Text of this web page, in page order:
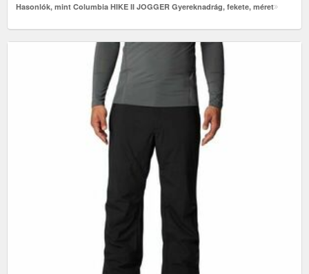
Hasonlók, mint Columbia HIKE II JOGGER Gyereknadrág, fekete, méret